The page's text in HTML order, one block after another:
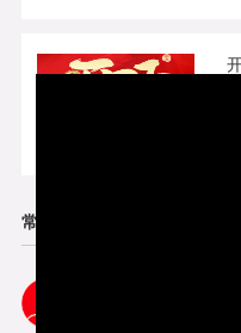
常见问题